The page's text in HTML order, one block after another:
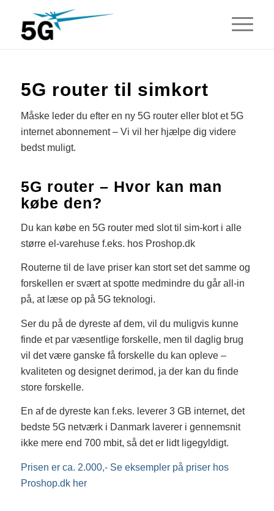
5G router til simkort
Måske leder du efter en ny 5G router eller blot et 5G
internet abonnement – Vi vil her hjælpe dig videre
bedst muligt.
5G router – Hvor kan man
købe den?
Du kan købe en 5G router med slot til sim-kort i alle
større el-varehuse f.eks. hos Proshop.dk
Routerne til de lave priser kan stort set det samme og
forskellen er svært at spotte medmindre du går all-in
på, at læse op på 5G teknologi.
Ser du på de dyreste af dem, vil du muligvis kunne
finde et par væsentlige forskelle, men til daglig brug
vil det være ganske få forskelle du kan opleve –
kvaliteten og designet derimod, ja der kan du finde
store forskelle.
En af de dyreste kan f.eks. leverer 3 GB internet, det
bedste 5G netværk i Danmark laverer i gennemsnit
ikke mere end 700 mbit, så det er lidt ligegyldigt.
Prisen er ca. 2.000,- Se eksempler på priser hos
Proshop.dk her